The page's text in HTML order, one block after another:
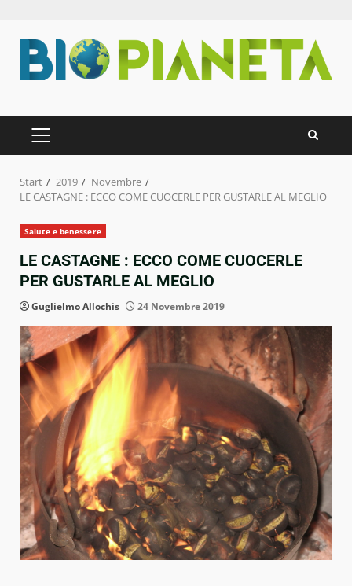
Inhalt
springen
PRIMÄRES
MENÜ
Start 2019
Novembre
LE CASTAGNE : ECCO COME CUOCERLE PER GUSTARLE AL MEGLIO
Salute e benessere
LE CASTAGNE : ECCO COME CUOCERLE
PER GUSTARLE AL MEGLIO
Guglielmo Allochis 24 Novembre 2019